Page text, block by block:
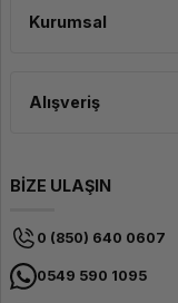
Kurumsal
Alışveriş
BİZE ULAŞIN
0 (850) 640 0607
0549 590 1095